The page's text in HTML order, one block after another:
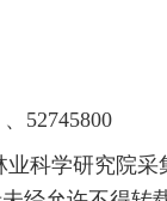
52745800
科学研究院采